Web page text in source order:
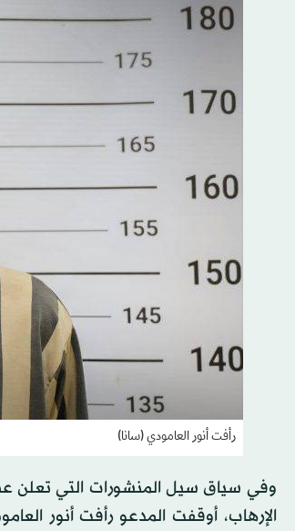
رأفت أنور العامودي (سانا)
وفي سياق سيل المنشورات التي تعلن
الإرهاب، أوقفت المدعو رأفت أنور